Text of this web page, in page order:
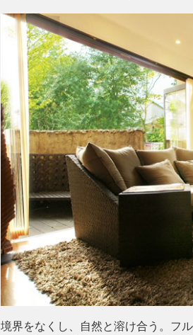
境界をなくし、自然と溶け合う。フ